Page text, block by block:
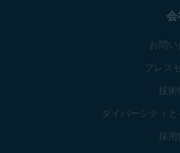
お問い
プレス
技術
ダイバーシティ
採用